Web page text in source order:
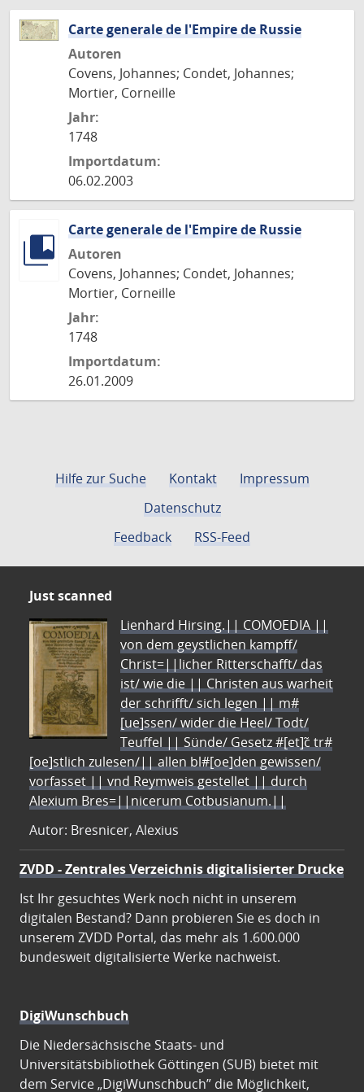
Carte generale de l'Empire de Russie
Autoren
Covens, Johannes; Condet, Johannes;
Mortier, Corneille
Jahr:
1748
Importdatum:
06.02.2003
Carte generale de l'Empire de Russie
Autoren
Covens, Johannes; Condet, Johannes;
Mortier, Corneille
Jahr:
1748
Importdatum:
26.01.2009
Hilfe zur Suche Kontakt
Impressum
Datenschutz
Feedback
RSS-Feed
Just scanned
Lienhard Hirsing.|| COMOEDIA ||
von dem geystlichen kampff/
Christ=||licher Ritterschafft/ das
ist/ wie die || Christen aus warheit
der schrifft/ sich legen || m#
[ue]ssen/ wider die Heel/ Todt/
Teuffel || Sünde/ Gesetz #[et]c̃ tr#
[oe]stlich zulesen/|| allen bl#[oe]den gewissen/
vorfasset || vnd Reymweis gestellet || durch
Alexium Bres=||nicerum Cotbusianum.||
Autor: Bresnicer, Alexius
ZVDD - Zentrales Verzeichnis digitalisierter Drucke
Ist Ihr gesuchtes Werk noch nicht in unserem
digitalen Bestand? Dann probieren Sie es doch in
unserem ZVDD Portal, das mehr als 1.600.000
bundesweit digitalisierte Werke nachweist.
DigiWunschbuch
Die Niedersächsische Staats- und
Universitätsbibliothek Göttingen (SUB) bietet mit
dem Service „DigiWunschbuch” die Möglichkeit,